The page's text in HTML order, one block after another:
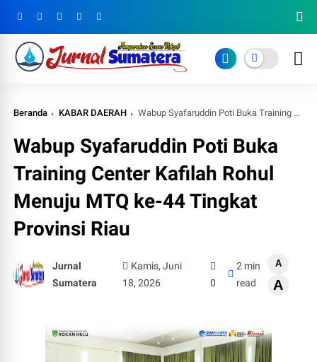
Beranda KABAR DAERAH Wabup Syafaruddin Poti Buka Training Center Kafilah Rohul Menuju MTQ ke-44 Tingkat Provinsi Riau
Wabup Syafaruddin Poti Buka
Training Center Kafilah Rohul
Menuju MTQ ke-44 Tingkat
Provinsi Riau
Jurnal
Sumatera
Kamis, Juni
18, 2026
0
2 min
read
A
A